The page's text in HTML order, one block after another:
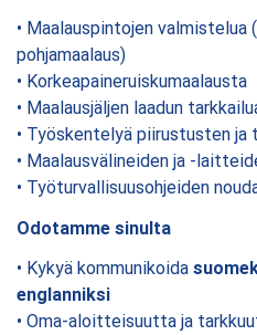
• Maalauspintojen valmistelua
pohjamaalaus)
• Korkeapaineruiskumaalausta
• Maalausjäljen laadun
• Työskentelyä piirustusten ja
• Maalausvälineiden ja -
• Työturvallisuusohjeiden
Odotamme sinulta
• Kykyä kommunikoida
englanniksi
• Oma-aloitteisuutta ja